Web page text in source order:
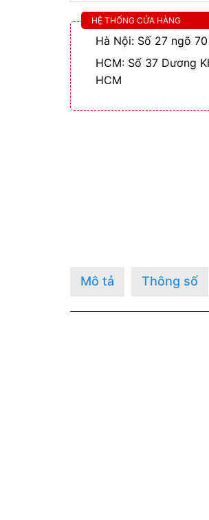
HỆ THỐNG CỬA HÀNG
Hà Nội: Số 27 ngõ
HCM: Số 37 Dương
HCM
Mô tả Thông số